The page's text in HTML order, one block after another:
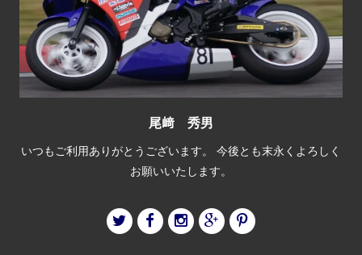
尾﨑 秀男
いつもご利用ありがとうございます。 今後とも末永くよろしく
お願いいたします。